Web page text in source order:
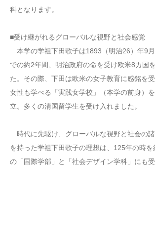
科となります。
■受け継がれるグローバルな視野と社会感覚
本学の学祖下田歌子は1893（明治26）年9
での約2年間、明治政府の命を受け欧米8カ国
た。その際、下田は欧米の女子教育に感銘を
女性も学べる「実践女学校」（本学の前身）
立。多くの清国留学生を受け入れました。
時代に先駆け、グローバルな視野と社会の
を持った学祖下田歌子の理想は、125年の時
の「国際学部」と「社会デザイン学科」にも受